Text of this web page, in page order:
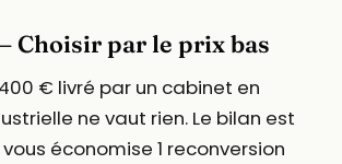
Choisir par le prix bas
400 € livré par un cabinet en
ne vaut rien. Le bilan est
économise 1 reconversion